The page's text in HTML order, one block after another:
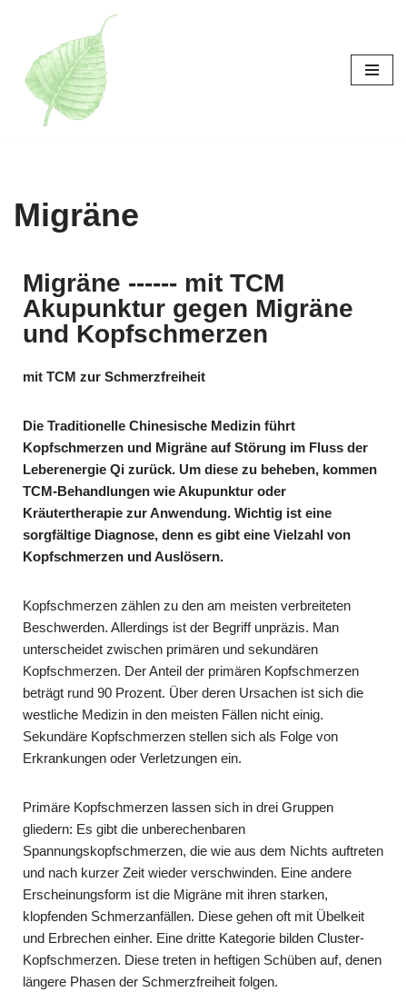
至
Migräne
Migräne ------ mit TCM
Akupunktur gegen Migräne
und Kopfschmerzen
mit TCM zur Schmerzfreiheit
Die Traditionelle Chinesische Medizin führt
Kopfschmerzen und Migräne auf Störung im Fluss der
Leberenergie Qi zurück. Um diese zu beheben, kommen
TCM-Behandlungen wie Akupunktur oder
Kräutertherapie zur Anwendung. Wichtig ist eine
sorgfältige Diagnose, denn es gibt eine Vielzahl von
Kopfschmerzen und Auslösern.
Kopfschmerzen zählen zu den am meisten verbreiteten
Beschwerden. Allerdings ist der Begriff unpräzis. Man
unterscheidet zwischen primären und sekundären
Kopfschmerzen. Der Anteil der primären Kopfschmerzen
beträgt rund 90 Prozent. Über deren Ursachen ist sich die
westliche Medizin in den meisten Fällen nicht einig.
Sekundäre Kopfschmerzen stellen sich als Folge von
Erkrankungen oder Verletzungen ein.
Primäre Kopfschmerzen lassen sich in drei Gruppen
gliedern: Es gibt die unberechenbaren
Spannungskopfschmerzen, die wie aus dem Nichts auftreten
und nach kurzer Zeit wieder verschwinden. Eine andere
Erscheinungsform ist die Migräne mit ihren starken,
klopfenden Schmerzanfällen. Diese gehen oft mit Übelkeit
und Erbrechen einher. Eine dritte Kategorie bilden Cluster-
Kopfschmerzen. Diese treten in heftigen Schüben auf, denen
längere Phasen der Schmerzfreiheit folgen.